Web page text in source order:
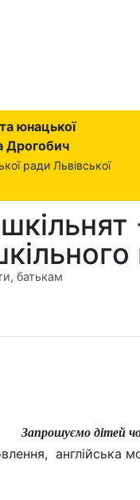
юнацької
Дрогобич
ради Львівської
батькам
Запрошуємо дітей
англійська